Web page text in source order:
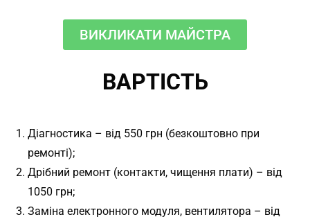
ВИКЛИКАТИ МАЙСТРА
ВАРТІСТЬ
Діагностика – від 550 грн (безкоштовно при
ремонті);
Дрібний ремонт (контакти, чищення плати) – від
1050 грн;
Заміна електронного модуля, вентилятора – від